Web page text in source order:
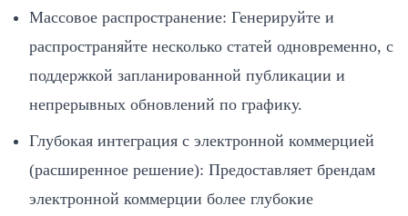
Массовое распространение: Генерируйте и
распространяйте несколько статей одновременно, с
поддержкой запланированной публикации и
непрерывных обновлений по графику.
Глубокая интеграция с электронной коммерцией
(расширенное решение): Предоставляет брендам
электронной коммерции более глубокие